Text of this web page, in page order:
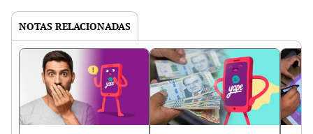
NOTAS RELACIONADAS